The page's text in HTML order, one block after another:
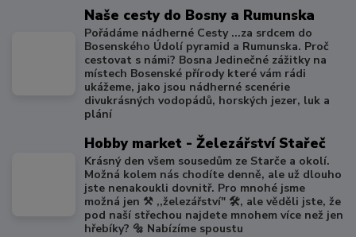
Naše cesty do Bosny a Rumunska
Pořádáme nádherné Cesty ...za srdcem do
Bosenského Údolí pyramid a Rumunska. Proč
cestovat s námi? Bosna Jedinečné zážitky na
místech Bosenské přírody které vám rádi
ukážeme, jako jsou nádherné scenérie
divukrásných vodopádů, horských jezer, luk a
plání
Hobby market - Železářství Stařeč
Krásný den všem sousedům ze Starče a okolí.
Možná kolem nás chodíte denně, ale už dlouho
jste nenakoukli dovnitř. Pro mnohé jsme
možná jen ⚒️ ,,železářství" 🛠️, ale věděli jste, že
pod naší střechou najdete mnohem více než jen
hřebíky? 🔩 Nabízíme spoustu